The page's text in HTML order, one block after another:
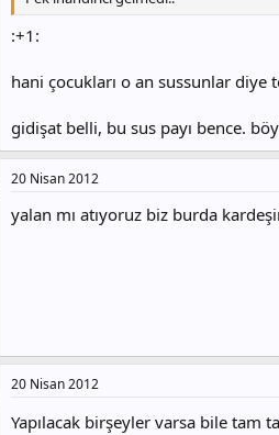
:+1:
hani çocukları o an sussunlar
gidişat belli, bu sus payı bence.
20 Nisan 2012
yalan mı atıyoruz biz burda
20 Nisan 2012
Yapılacak birşeyler varsa bile tam